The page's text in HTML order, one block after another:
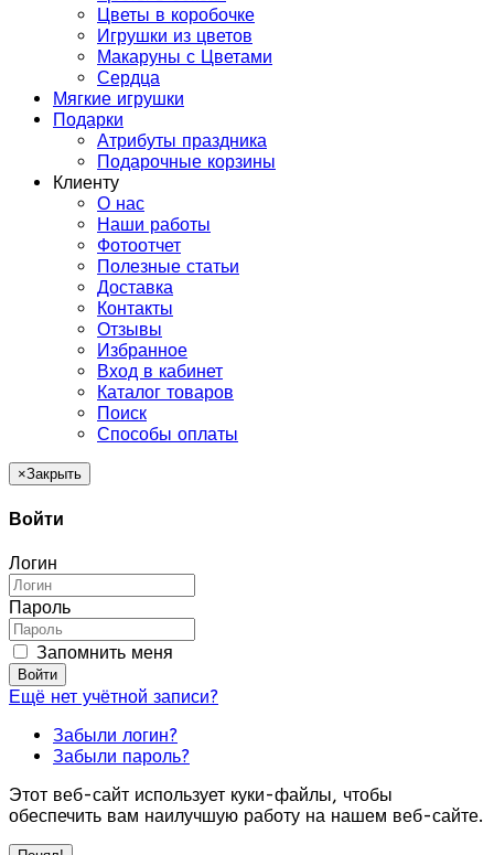
Цветы в коробочке
Игрушки из цветов
Макаруны с Цветами
Сердца
Мягкие игрушки
Подарки
Атрибуты праздника
Подарочные корзины
Клиенту
О нас
Наши работы
Фотоотчет
Полезные статьи
Доставка
Контакты
Отзывы
Избранное
Вход в кабинет
Каталог товаров
Поиск
Способы оплаты
×Закрыть
Войти
Логин
Пароль
Запомнить меня
Войти
Ещё нет учётной записи?
Забыли логин?
Забыли пароль?
Этот веб-сайт использует куки-файлы, чтобы
обеспечить вам наилучшую работу на нашем веб-сайте.